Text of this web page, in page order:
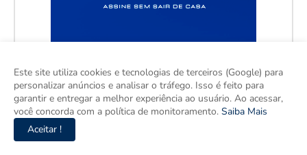
Este site utiliza cookies e tecnologias de terceiros (Google) para
personalizar anúncios e analisar o tráfego. Isso é feito para
garantir e entregar a melhor experiência ao usuário. Ao acessar,
você concorda com a política de monitoramento. Saiba Mais
Aceitar !